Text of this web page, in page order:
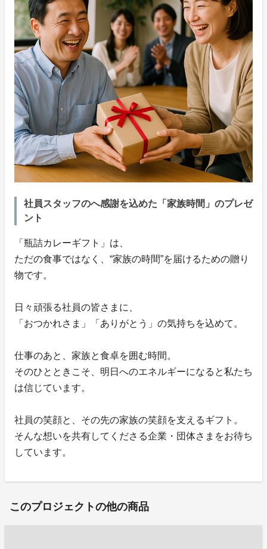
社員スタッフのへ感謝を込めた「家族時間」のプレゼ
ント
「瓶詰カレーギフト」は、
ただの食事ではなく、“家族の時間”を届けるための贈り
物です。
日々頑張る社員の皆さまに、
「おつかれさま」「ありがとう」の気持ちを込めて。
仕事のあと、家族と食卓を囲む時間。
そのひとときこそ、明日へのエネルギーになると私たち
は信じています。
社員の笑顔と、その先の家族の笑顔を支えるギフト。
そんな想いを共有してくださる企業・団体さまをお待ち
しています。
このプロジェクトの他の商品